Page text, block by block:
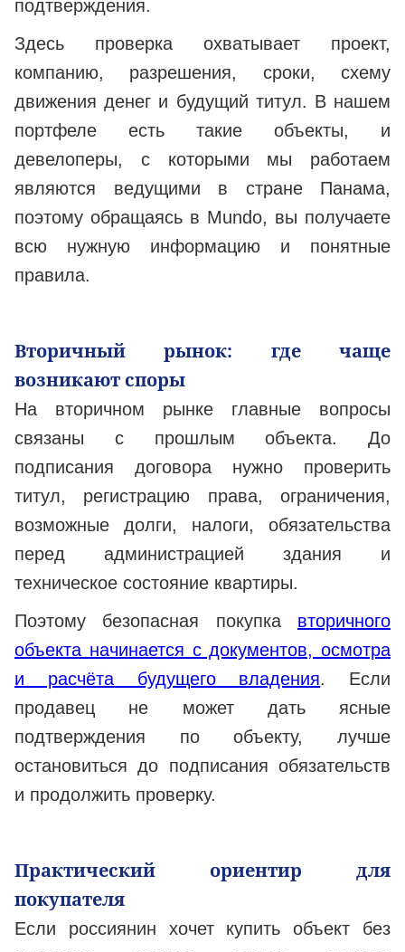
подтверждения.
Здесь проверка охватывает проект,
компанию, разрешения, сроки, схему
движения денег и будущий титул. В нашем
портфеле есть такие объекты, и
девелоперы, с которыми мы работаем
являются ведущими в стране Панама,
поэтому обращаясь в Mundo, вы получаете
всю нужную информацию и понятные
правила.
Вторичный рынок: где чаще
возникают споры
На вторичном рынке главные вопросы
связаны с прошлым объекта. До
подписания договора нужно проверить
титул, регистрацию права, ограничения,
возможные долги, налоги, обязательства
перед администрацией здания и
техническое состояние квартиры.
Поэтому безопасная покупка вторичного
объекта начинается с документов, осмотра
и расчёта будущего владения. Если
продавец не может дать ясные
подтверждения по объекту, лучше
остановиться до подписания обязательств
и продолжить проверку.
Практический ориентир для
покупателя
Если россиянин хочет купить объект без